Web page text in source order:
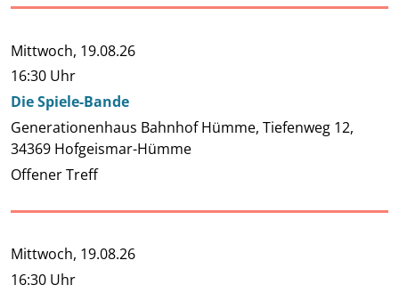
Mittwoch, 19.08.26
16:30 Uhr
Die Spiele-Bande
Generationenhaus Bahnhof Hümme, Tiefenweg 12,
34369 Hofgeismar-Hümme
Offener Treff
Mittwoch, 19.08.26
16:30 Uhr